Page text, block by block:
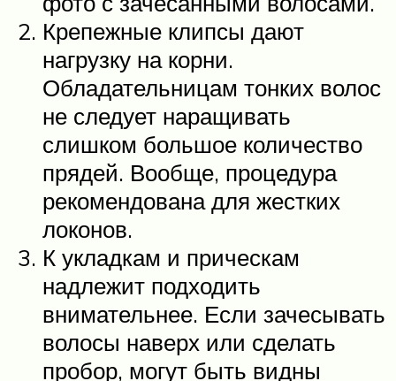
Крепежные клипсы дают
нагрузку на корни.
Обладательницам тонких волос
не следует наращивать
слишком большое количество
прядей. Вообще, процедура
рекомендована для жестких
локонов.
К укладкам и прическам
надлежит подходить
внимательнее. Если зачесывать
волосы наверх или сделать
пробор, могут быть видны